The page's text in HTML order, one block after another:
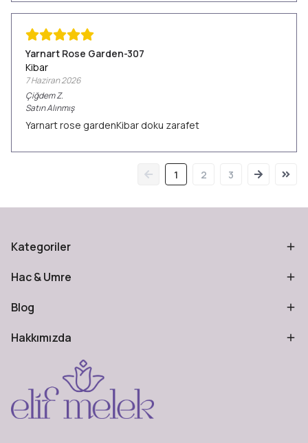
Yarnart Rose Garden-307
Kibar
7 Haziran 2026
ÇiğdemZ.
Satın Alınmış
Yarnart rose gardenKibar doku zarafet
1 2 3
Kategoriler
Hac & Umre
Blog
Hakkımızda